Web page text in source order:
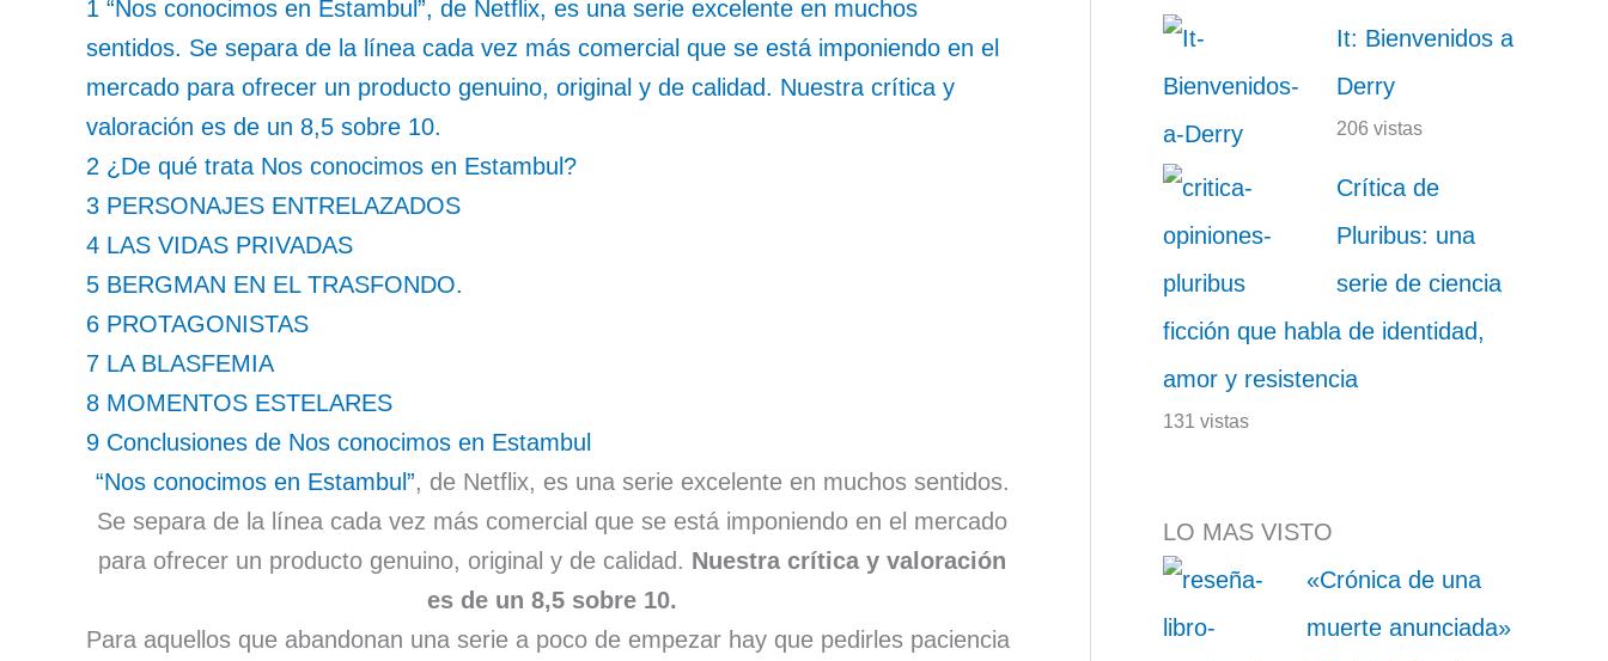
1 “Nos conocimos en Estambul”, de Netflix, es una serie excelente en muchos
sentidos. Se separa de la línea cada vez más comercial que se está imponiendo en el
mercado para ofrecer un producto genuino, original y de calidad. Nuestra crítica y
valoración es de un 8,5 sobre 10.
2 ¿De qué trata Nos conocimos en Estambul?
3 PERSONAJES ENTRELAZADOS
4 LAS VIDAS PRIVADAS
5 BERGMAN EN EL TRASFONDO.
6 PROTAGONISTAS
7 LA BLASFEMIA
8 MOMENTOS ESTELARES
9 Conclusiones de Nos conocimos en Estambul
“Nos conocimos en Estambul”, de Netflix, es una serie excelente en muchos sentidos.
Se separa de la línea cada vez más comercial que se está imponiendo en el mercado
para ofrecer un producto genuino, original y de calidad. Nuestra crítica y valoración
es de un 8,5 sobre 10.
Para aquellos que abandonan una serie a poco de empezar hay que pedirles paciencia
It: Bienvenidos a
Derry
206 vistas
Crítica de
Pluribus: una
serie de ciencia
ficción que habla de identidad,
amor y resistencia
131 vistas
LO MAS VISTO
«Crónica de una
muerte anunciada»